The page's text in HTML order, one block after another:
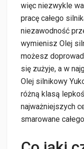
więc niezwykle
pracę całego
niezawodność
wymienisz Olej
możesz
się zużyje, a w
Olej silnikowy
różną klasą
najważniejszych
smarowane